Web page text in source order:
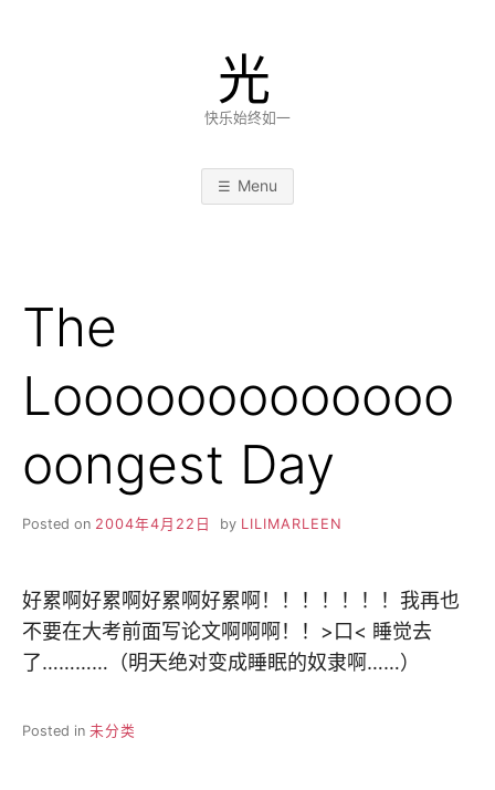
光
快乐始终如一
Menu
The
Looooooooooooo
oongest Day
Posted on 2004年4月22日 by LILIMARLEEN
好累啊好累啊好累啊好累啊！！！！！！！我再也
不要在大考前面写论文啊啊啊！！>口< 睡觉去
了…………（明天绝对变成睡眠的奴隶啊……）
Posted in 未分类